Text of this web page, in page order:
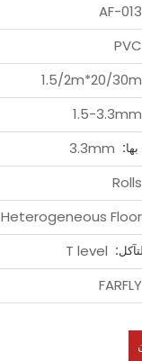
AF-013
PVC
1.5/2m*20/30m
1.5-3.3mm
3.3mm
Rolls
Heterogeneous Floor
T level
FARFLY